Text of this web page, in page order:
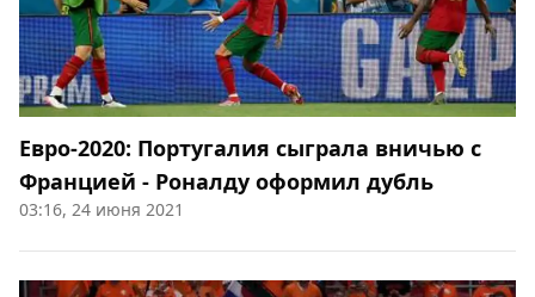
Евро-2020: Португалия сыграла вничью с
Францией - Роналду оформил дубль
03:16, 24 июня 2021